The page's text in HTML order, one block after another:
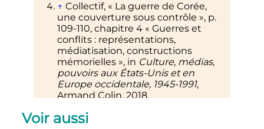
↑ Collectif, « La guerre de Corée,
une couverture sous contrôle », p.
109-110, chapitre 4 « Guerres et
conflits : représentations,
médiatisation, constructions
mémorielles », in Culture, médias,
pouvoirs aux États-Unis et en
Europe occidentale, 1945-1991,
Armand Colin, 2018.
Raphaëlle Rérolle,
Leroy, une figure majeure du
Voir aussi